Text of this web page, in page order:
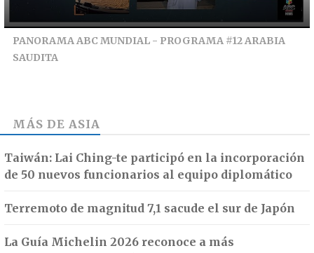
PANORAMA ABC MUNDIAL - PROGRAMA #12 ARABIA
SAUDITA
MÁS DE ASIA
Taiwán: Lai Ching-te participó en la incorporación
de 50 nuevos funcionarios al equipo diplomático
Terremoto de magnitud 7,1 sacude el sur de Japón
La Guía Michelin 2026 reconoce a más